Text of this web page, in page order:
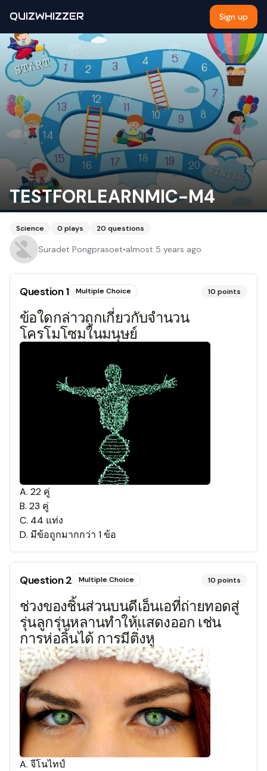
QUIZWHIZZER Sign up
TESTFORLEARNMIC-M4
Science 0 plays 20 questions
Suradet Pongprasoet•almost 5 years ago
Question1 Multiple Choice 10 points
ข้อใดกล่าวถูกเกี่ยวกับจำนวน
โครโมโซมในมนุษย์
A. 22 คู่
B. 23 คู่
C. 44 แท่ง
D. มีข้อถูกมากกว่า 1 ข้อ
Question2 Multiple Choice 10 points
ช่วงของชิ้นส่วนบนดีเอ็นเอที่ถ่ายทอดสู่
รุ่นลูกรุ่นหลานทำให้แสดงออก เช่น
การห่อลิ้นได้ การมีติ่งหู
A. จีโนไทป์